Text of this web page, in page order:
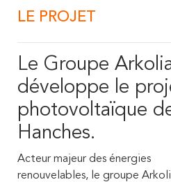
LE PROJET
Le Groupe
développe le
photovoltaïque
Hanches.
Acteur majeur des énergies
renouvelables, le groupe